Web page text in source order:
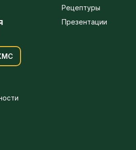
Рецептуры
Презентации